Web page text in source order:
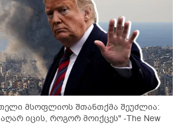
მსოფლიოს შთანთქმა შეუძლია:
როგორ მოიქცეს" -The New